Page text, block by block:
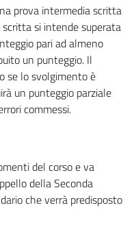
prova intermedia scritta
si intende superata
pari adalmeno
un punteggio. Il
se lo svolgimento è
un punteggio parziale
commessi.
del corso e va
della Seconda
che verrà predisposto